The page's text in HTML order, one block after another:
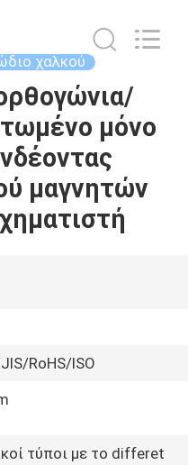
χαλκού
μόνο
μαγνητών
RoHS/ISO
τύποι με το differet